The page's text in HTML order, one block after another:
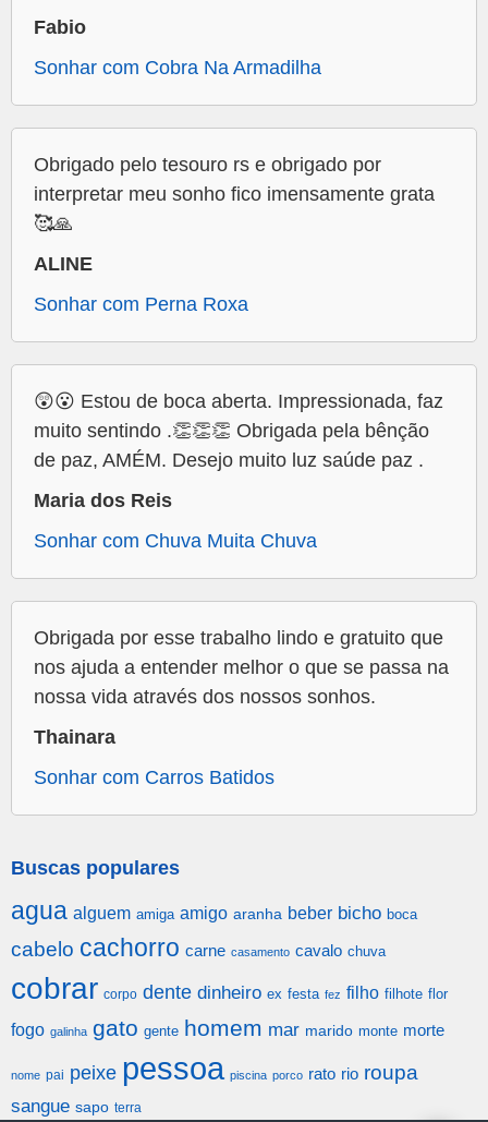
Fabio
Sonhar com Cobra Na Armadilha
Obrigado pelo tesouro rs e obrigado por
interpretar meu sonho fico imensamente grata
🥰🙏
ALINE
Sonhar com Perna Roxa
😲😮 Estou de boca aberta. Impressionada, faz
muito sentindo .👏👏👏 Obrigada pela bênção
de paz, AMÉM. Desejo muito luz saúde paz .
Maria dos Reis
Sonhar com Chuva Muita Chuva
Obrigada por esse trabalho lindo e gratuito que
nos ajuda a entender melhor o que se passa na
nossa vida através dos nossos sonhos.
Thainara
Sonhar com Carros Batidos
Buscas populares
agua alguem amiga amigo aranha beber bicho boca
cabelo cachorro carne casamento cavalo chuva
cobrar corpo dente dinheiro ex festa fez filho filhote flor
fogo galinha gato gente homem mar marido monte morte
nome pai peixe pessoa piscina porco rato rio roupa
sangue sapo terra